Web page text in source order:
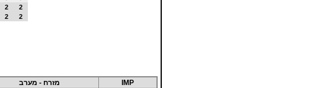
2
2
2
2
IMP מזרח - מערב